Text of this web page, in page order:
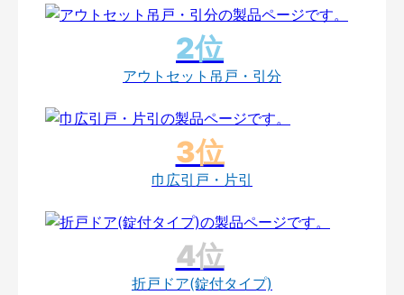
アウトセット吊戸・引分
巾広引戸・片引
折戸ドア(錠付タイプ)